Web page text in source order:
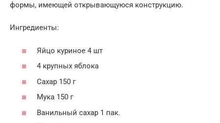
формы, имеющей открывающуюся конструкцию.
Ингредиенты:
Яйцо куриное 4 шт
4 крупных яблока
Сахар 150 г
Мука 150 г
Ванильный сахар 1 пак.